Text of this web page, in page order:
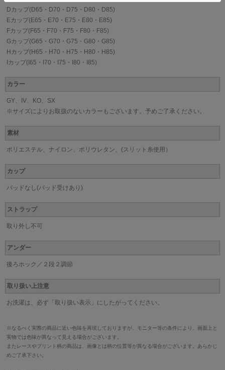
Dカップ(D65・D70・D75・D80・D85)
Eカップ(E65・E70・E75・E80・E85)
Fカップ(F65・F70・F75・F80・F85)
Gカップ(G65・G70・G75・G80・G85)
Hカップ(H65・H70・H75・H80・H85)
Iカップ(I65・I70・I75・I80・I85)
カラー
GY、IV、KO、SX
※サイズによりお取扱のないカラーもございます。予めご了承ください。
素材
ポリエステル、ナイロン、ポリウレタン、(スリット糸使用）
カップ
パッドなし(パッド受けあり)
ストラップ
取り外し不可
アンダー
後ろホック／２段２調節
取り扱い上注意
お洗濯は、必ず「取り扱い表示」にしたがってください。
※なるべく実際の商品に近い色味を再現しておりますが、モニター等の条件により、画面上と
実物では色味が異なって見える場合がございます。
またレースやプリント柄の商品は、画像とは柄の位置等が異なる場合がございます。あらかじ
めご了承下さい。